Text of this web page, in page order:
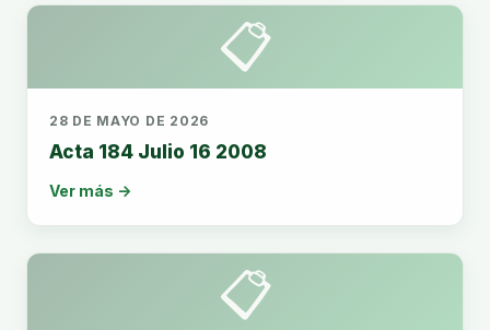
📋
28 DE MAYO DE 2026
Acta 184 Julio 16 2008
Ver más →
📋